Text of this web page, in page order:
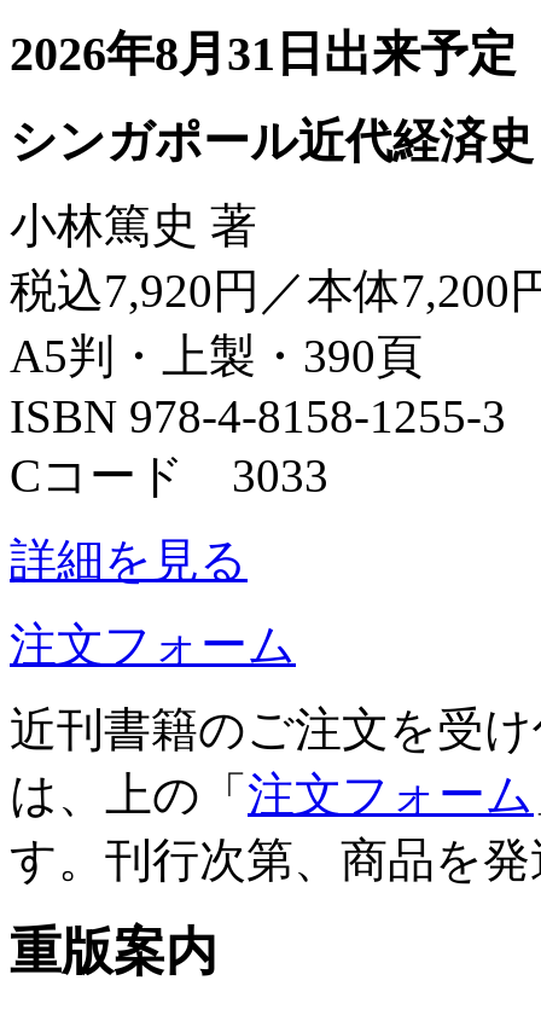
2026年8月31日出来予定
シンガポール近代経済史
小林篤史 著
税込7,920円／本体7,200
A5判・上製・390頁
ISBN 978-4-8158-1255-3
Cコード 3033
詳細を見る
注文フォーム
近刊書籍のご注文を受
は、上の「 注文フォーム
す。刊行次第、商品を
重版案内